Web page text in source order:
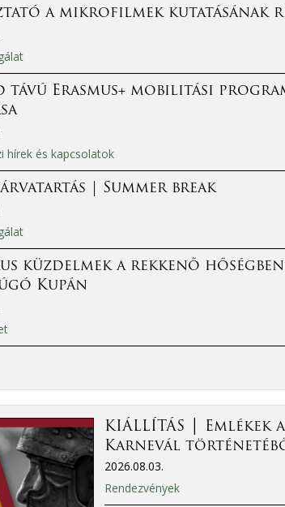
a mikrofilmek kutatásának
távú Erasmus+ mobilitási
hírek és kapcsolatok
| Summer break
küzdelmek a rekkenő hőségben
Kupán
KIÁLLÍTÁS │ Emlékek
Karnevál történetéből
2026.08.03.
Rendezvények